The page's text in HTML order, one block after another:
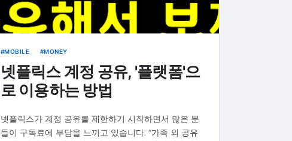
MOBILE MONEY
넷플릭스 계정 공유, '플랫폼'으
로 이용하는 방법
넷플릭스가 계정 공유를 제한하기 시작하면서 많은 분
들이 구독료에 부담을 느끼고 있습니다. "가족 외 공유